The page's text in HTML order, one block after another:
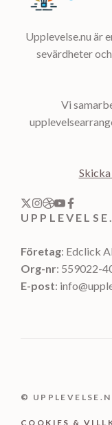
Upplevelse.nu är
sevärdheter
Vi
Företag: Edclick
Org-nr: 559022-
E-post:
©
COOKIES &